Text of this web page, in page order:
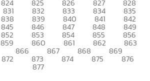
824 825 826 827 828
831 832 833 834 835
838 839 840 841 842
845 846 847 848 849
852 853 854 855 856
859 860 861 862 863
866 867 868 869
872 873 874 875 876
877